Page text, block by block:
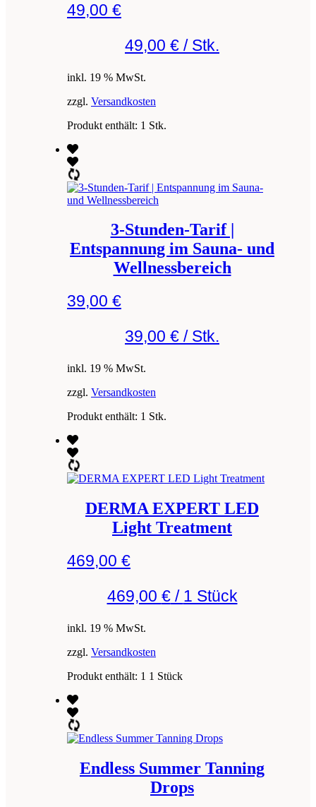
49,00 €
49,00 € / Stk.
inkl. 19 % MwSt.
zzgl. Versandkosten
Produkt enthält: 1 Stk.
3-Stunden-Tarif |
Entspannung im Sauna- und
Wellnessbereich
39,00 €
39,00 € / Stk.
inkl. 19 % MwSt.
zzgl. Versandkosten
Produkt enthält: 1 Stk.
DERMA EXPERT LED
Light Treatment
469,00 €
469,00 €/ 1 Stück
inkl. 19 % MwSt.
zzgl. Versandkosten
Produkt enthält: 1 1 Stück
Endless Summer Tanning
Drops